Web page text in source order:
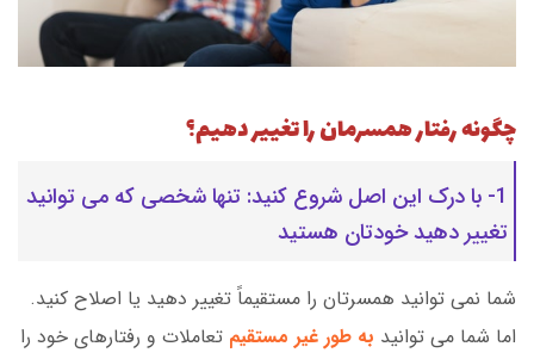
چگونه رفتار همسرمان را تغییر دهیم؟
1- با درک این اصل شروع کنید: تنها شخصی که می توانید
تغییر دهید خودتان هستید
شما نمی توانید همسرتان را مستقیماً تغییر دهید یا اصلاح کنید.
اما شما می توانید به طور غیر مستقیم تعاملات و رفتارهای خود را